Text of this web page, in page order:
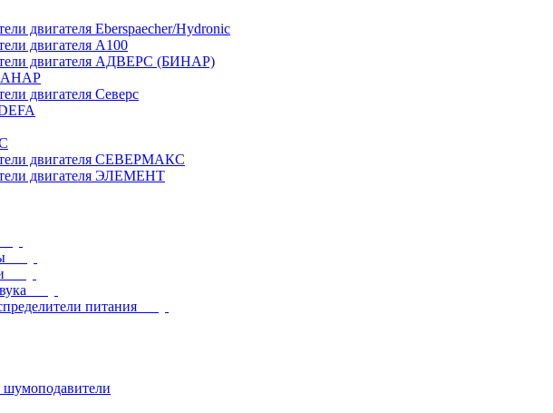
двигателя Eberspaecher/Hydronic
двигателя A100
двигателя АДВЕРС (БИНАР)
двигателя Северс
двигателя СЕВЕРМАКС
двигателя ЭЛЕМЕНТ
питания
шумоподавители